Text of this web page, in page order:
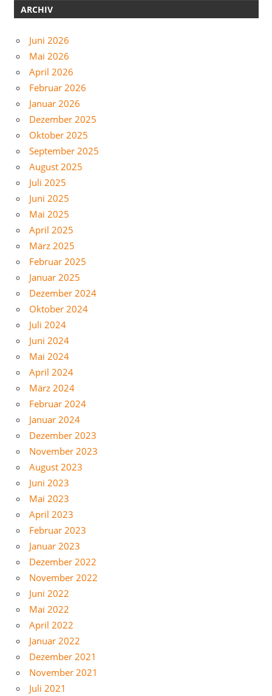
ARCHIV
Juni 2026
Mai 2026
April 2026
Februar 2026
Januar 2026
Dezember 2025
Oktober 2025
September 2025
August 2025
Juli 2025
Juni 2025
Mai 2025
April 2025
März 2025
Februar 2025
Januar 2025
Dezember 2024
Oktober 2024
Juli 2024
Juni 2024
Mai 2024
April 2024
März 2024
Februar 2024
Januar 2024
Dezember 2023
November 2023
August 2023
Juni 2023
Mai 2023
April 2023
Februar 2023
Januar 2023
Dezember 2022
November 2022
Juni 2022
Mai 2022
April 2022
Januar 2022
Dezember 2021
November 2021
Juli 2021